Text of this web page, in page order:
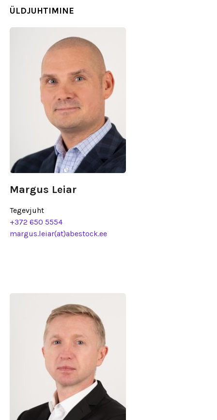
ÜLDJUHTIMINE
Margus Leiar
Tegevjuht
+372 650 5554
margus.leiar(at)abestock.ee